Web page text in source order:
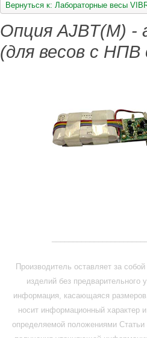
Вернуться к: Лабораторные весы
Опция AJBT(M) -
(для весов с НПВ
Производитель оставляет за
изделий без
информация, касающаяся
носит информационный характер
определяемой положениями